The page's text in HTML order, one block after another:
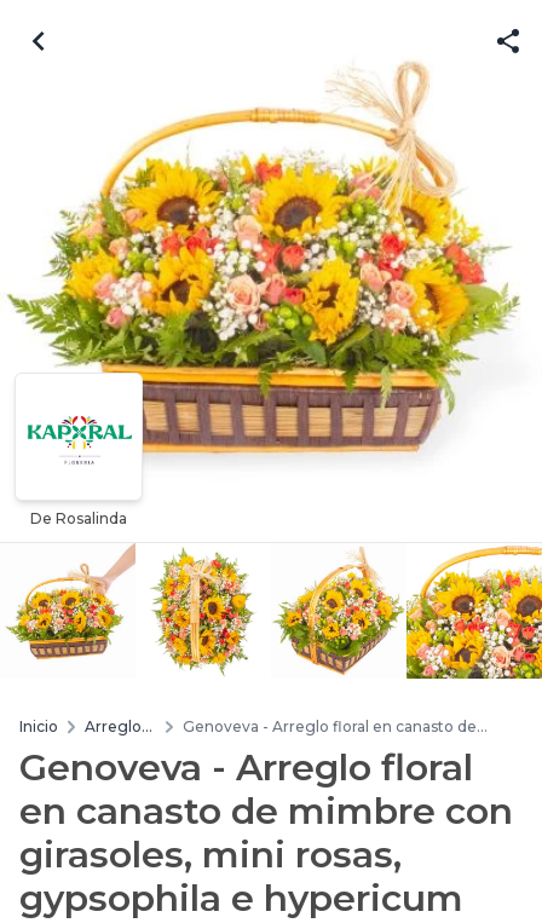
De Rosalinda
Inicio
Arreglos
Genoveva - Arreglo floral en canasto de
e hypericum
Genoveva - Arreglo floral
en canasto de mimbre con
girasoles, mini rosas,
gypsophila e hypericum